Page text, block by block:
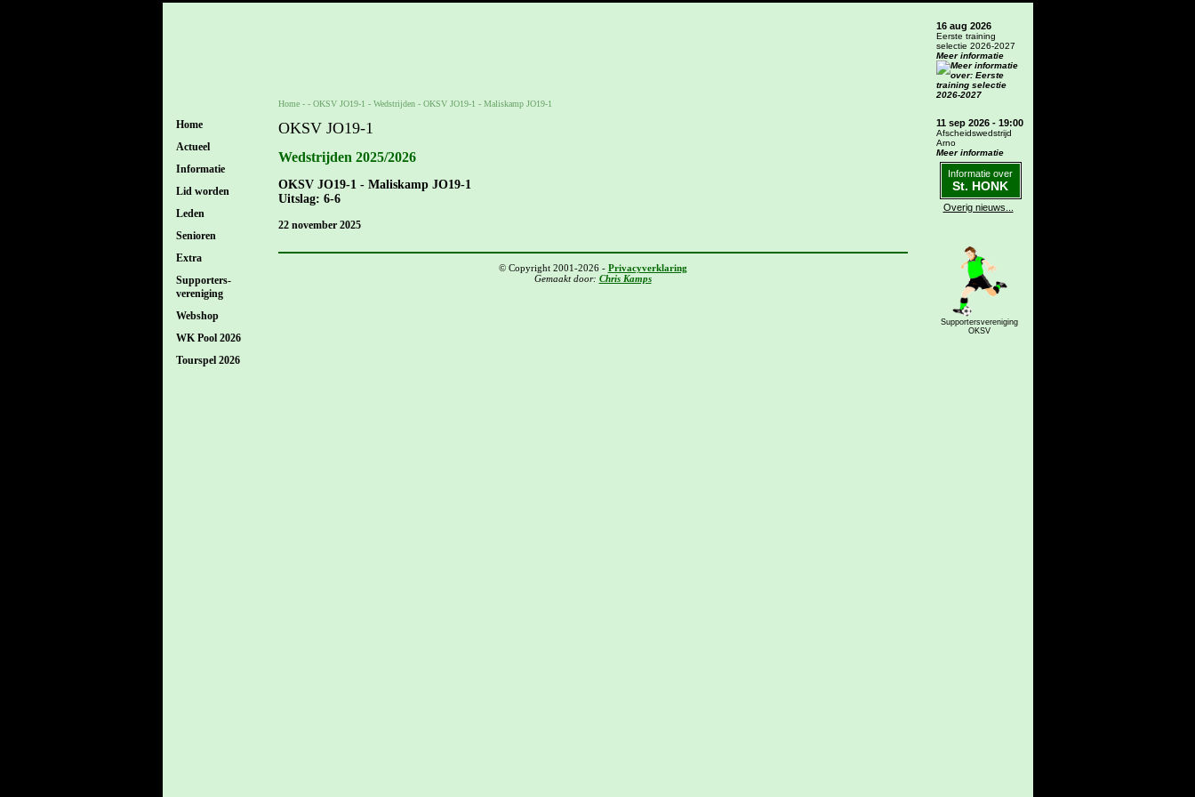
Home
Actueel
Informatie
Lid worden
Leden
Senioren
Extra
Supporters-
vereniging
Webshop
WK Pool 2026
Tourspel 2026
Home- - OKSV JO19-1 - Wedstrijden- OKSV JO19-1 - Maliskamp JO19-1
OKSV JO19-1
Wedstrijden 2025/2026
OKSV JO19-1 - Maliskamp JO19-1
Uitslag: 6-6
22 november 2025
© Copyright 2001-2026 - Privacyverklaring
Gemaakt door: Chris Kamps
16 aug 2026
Eerste training
selectie 2026-2027
Meer informatie
11 sep 2026 - 19:00
Afscheidswedstrijd
Arno
Meer informatie
Informatie over
St. HONK
Overig nieuws...
Supportersvereniging
OKSV